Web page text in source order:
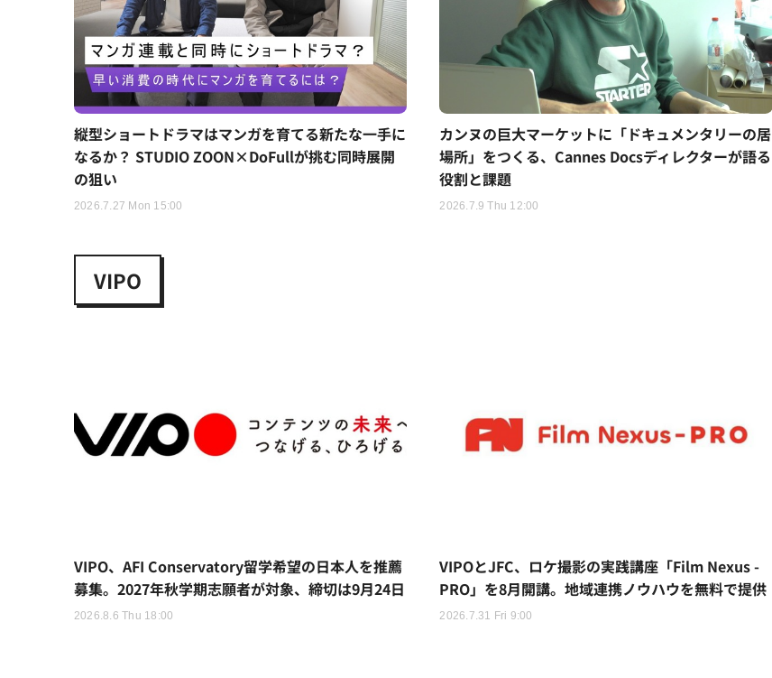
縦型ショートドラマはマンガを育てる新たな一手に
なるか？ STUDIO ZOON×DoFullが挑む同時展開
の狙い
2026.7.27 Mon 15:00
カンヌの巨大マーケットに「ドキュメンタリーの居
場所」をつくる、Cannes Docsディレクターが語る
役割と課題
2026.7.9 Thu 12:00
VIPO
VIPO、AFI Conservatory留学希望の日本人を推薦
募集。2027年秋学期志願者が対象、締切は9月24日
2026.8.6 Thu 18:00
VIPOとJFC、ロケ撮影の実践講座「Film Nexus -
PRO」を8月開講。地域連携ノウハウを無料で提供
2026.7.31 Fri 9:00